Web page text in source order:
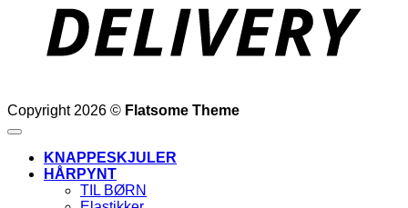
Copyright 2026 © Flatsome Theme
KNAPPESKJULER
HÅRPYNT
TIL BØRN